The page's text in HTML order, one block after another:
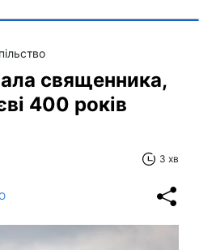
священника,
400 років
3 хв